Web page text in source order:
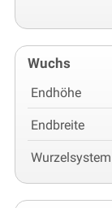
Wuchs
Endhöhe
Endbreite
Wurzelsystem